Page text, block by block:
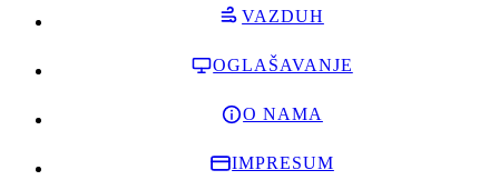
VAZDUH
OGLAŠAVANJE
O NAMA
IMPRESUM